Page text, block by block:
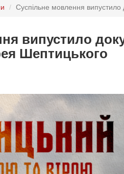
Суспільне мовлення
випустило
Шептицького